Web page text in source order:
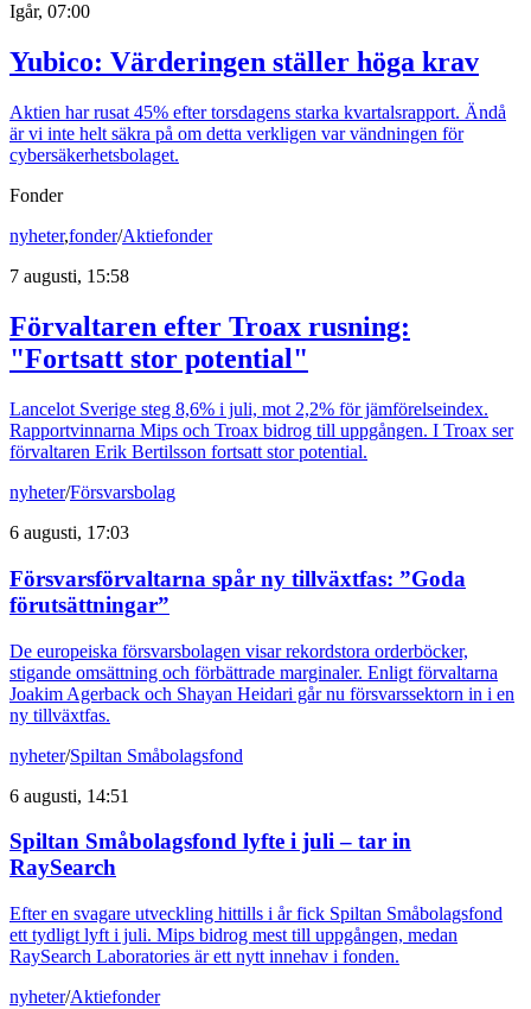
Igår, 07:00
Yubico: Värderingen ställer höga krav
Aktien har rusat 45% efter torsdagens starka kvartalsrapport. Ändå
är vi inte helt säkra på om detta verkligen var vändningen för
cybersäkerhetsbolaget.
Fonder
nyheter,fonder/Aktiefonder
7 augusti, 15:58
Förvaltaren efter Troax rusning:
"Fortsatt stor potential"
Lancelot Sverige steg 8,6% i juli, mot 2,2% för jämförelseindex.
Rapportvinnarna Mips och Troax bidrog till uppgången. I Troax ser
förvaltaren Erik Bertilsson fortsatt stor potential.
nyheter/Försvarsbolag
6 augusti, 17:03
Försvarsförvaltarna spår ny tillväxtfas: ”Goda
förutsättningar”
De europeiska försvarsbolagen visar rekordstora orderböcker,
stigande omsättning och förbättrade marginaler. Enligt förvaltarna
Joakim Agerback och Shayan Heidari går nu försvarssektorn in i en
ny tillväxtfas.
nyheter/Spiltan Småbolagsfond
6 augusti, 14:51
Spiltan Småbolagsfond lyfte i juli – tar in
RaySearch
Efter en svagare utveckling hittills i år fick Spiltan Småbolagsfond
ett tydligt lyft i juli. Mips bidrog mest till uppgången, medan
RaySearch Laboratories är ett nytt innehav i fonden.
nyheter/Aktiefonder